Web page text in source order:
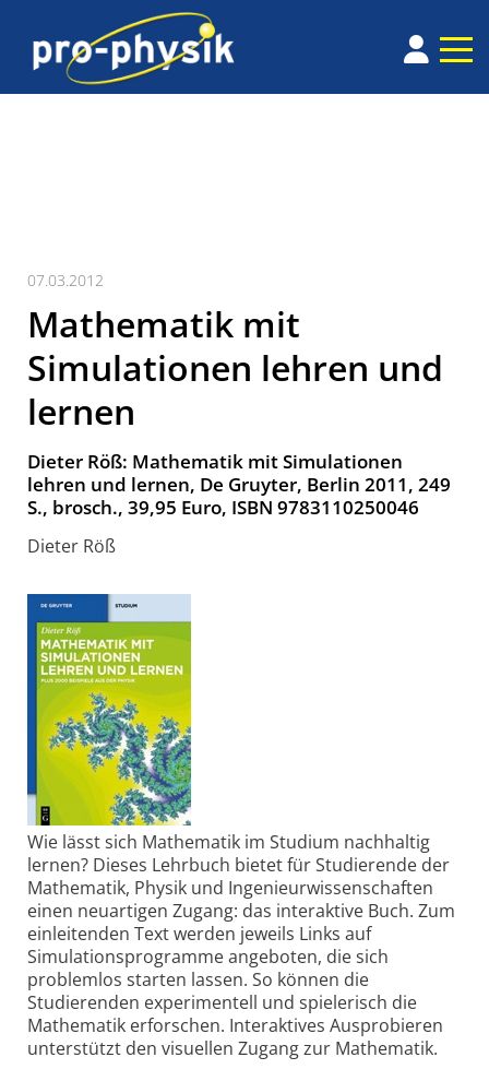
07.03.2012
­Mathematik ­mit
Simulationen lehren und
lernen
Dieter Röß: Mathematik ­mit Simulationen
lehren und ­lernen, De Gruyter, Berlin 2011, 249
S., brosch., 39,95 Euro, ISBN 9783110250046
Dieter Röß
Wie lässt sich Mathematik im Studium nachhaltig
lernen? Dieses Lehrbuch bietet für Studierende der
Mathematik, Physik und Ingenieurwissenschaften
einen neuartigen Zugang: das interaktive Buch. Zum
einleitenden Text werden jeweils Links auf
Simulationsprogramme angeboten, die sich
problemlos starten lassen. So können die
Studierenden experimentell und spielerisch die
Mathematik erforschen. Interaktives Ausprobieren
unterstützt den visuellen Zugang zur Mathematik.